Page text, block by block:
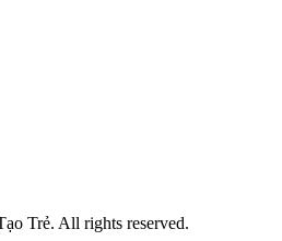
Trẻ. All rights reserved.